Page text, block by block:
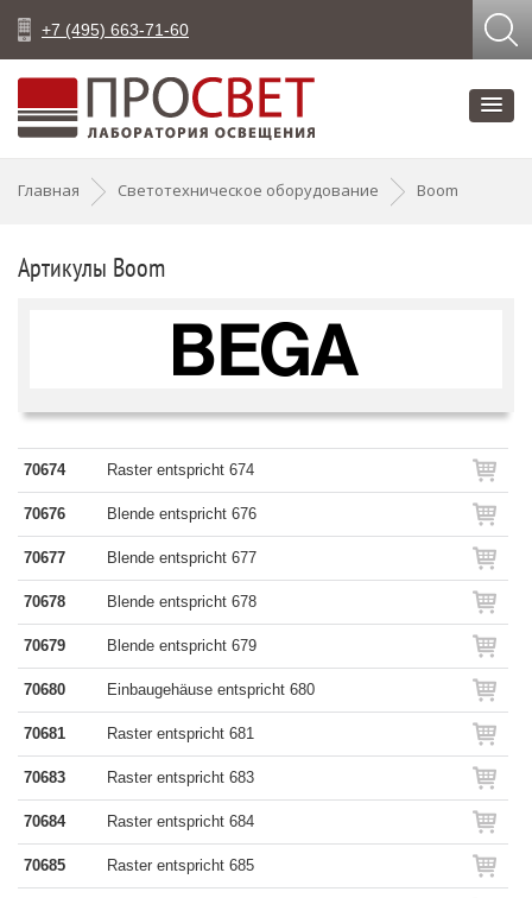
+7 (495) 663-71-60
Главная Светотехническое оборудование Boom
Артикулы Boom
70674 Raster entspricht 674
70676 Blende entspricht 676
70677 Blende entspricht 677
70678 Blende entspricht 678
70679 Blende entspricht 679
70680 Einbaugehäuse entspricht 680
70681 Raster entspricht 681
70683 Raster entspricht 683
70684 Raster entspricht 684
70685 Raster entspricht 685